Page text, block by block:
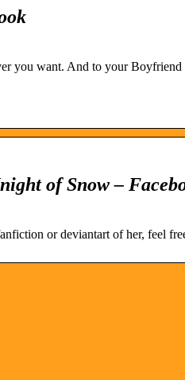
you want. And to your
of Snow –
or deviantart of her, feel